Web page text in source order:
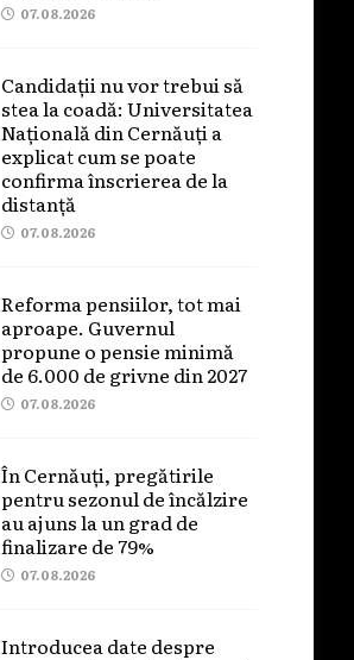
07.08.2026
Candidații nu vor trebui să
stea la coadă: Universitatea
Națională din Cernăuți a
explicat cum se poate
confirma înscrierea de la
distanță
07.08.2026
Reforma pensiilor, tot mai
aproape. Guvernul
propune o pensie minimă
de 6.000 de grivne din 2027
07.08.2026
În Cernăuți, pregătirile
pentru sezonul de încălzire
au ajuns la un grad de
finalizare de 79%
07.08.2026
Introducea date despre